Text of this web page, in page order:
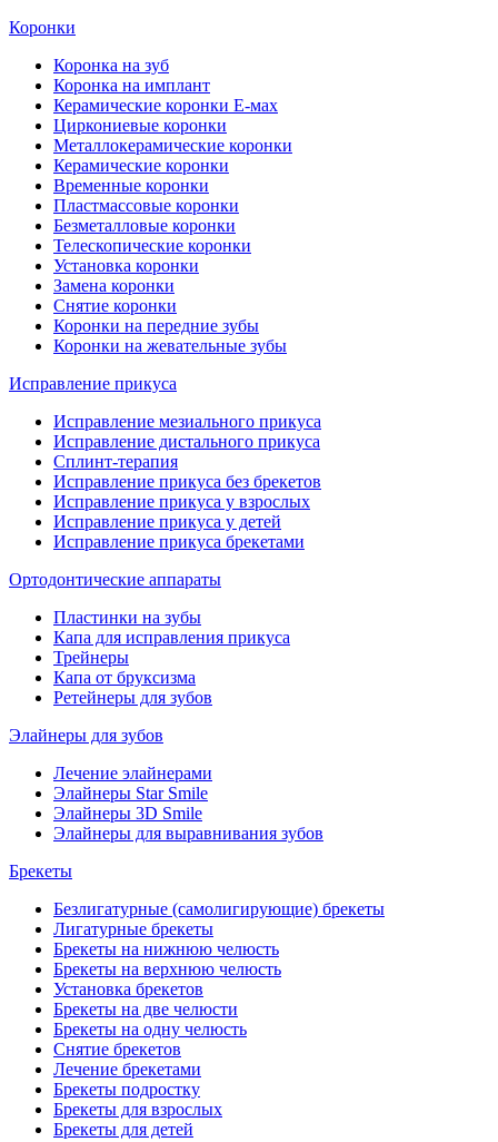
Коронки
Коронка на зуб
Коронка на имплант
Керамические коронки Е-мах
Циркониевые коронки
Металлокерамические коронки
Керамические коронки
Временные коронки
Пластмассовые коронки
Безметалловые коронки
Телескопические коронки
Установка коронки
Замена коронки
Снятие коронки
Коронки на передние зубы
Коронки на жевательные зубы
Исправление прикуса
Исправление мезиального прикуса
Исправление дистального прикуса
Сплинт-терапия
Исправление прикуса без брекетов
Исправление прикуса у взрослых
Исправление прикуса у детей
Исправление прикуса брекетами
Ортодонтические аппараты
Пластинки на зубы
Капа для исправления прикуса
Трейнеры
Капа от бруксизма
Ретейнеры для зубов
Элайнеры для зубов
Лечение элайнерами
Элайнеры Star Smile
Элайнеры 3D Smile
Элайнеры для выравнивания зубов
Брекеты
Безлигатурные (самолигирующие) брекеты
Лигатурные брекеты
Брекеты на нижнюю челюсть
Брекеты на верхнюю челюсть
Установка брекетов
Брекеты на две челюсти
Брекеты на одну челюсть
Снятие брекетов
Лечение брекетами
Брекеты подростку
Брекеты для взрослых
Брекеты для детей